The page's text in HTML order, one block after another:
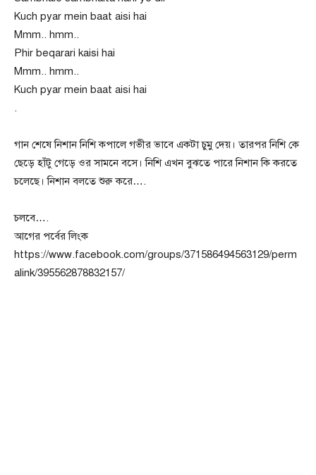
Kuch pyar mein baat aisi hai
Mmm.. hmm..
Phir beqarari kaisi hai
Mmm.. hmm..
Kuch pyar mein baat aisi hai
.
গান শেষে নিশান নিশি কপালে গভীর ভাবে একটা চুমু দেয়। তারপর নিশি কে
ছেড়ে হাঁটু গেড়ে ওর সামনে বসে। নিশি এখন বুঝতে পারে নিশান কি করতে
চলেছে। নিশান বলতে শুরু করে….
চলবে….
আগের পর্বের লিংক
https://www.facebook.com/groups/371586494563129/perm
alink/395562878832157/